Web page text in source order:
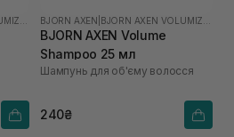
BJORN AXEN
BJORN AXEN Volume
Shampoo 25 мл
Шампунь для об'єму волосся
240₴